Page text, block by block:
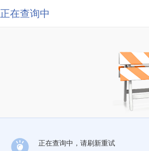
正在查询中
正在查询中，请刷新重试